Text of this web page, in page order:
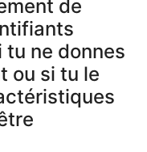
de
tu ne donnes
ou si tu le